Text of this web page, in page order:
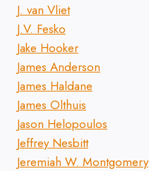
J. van Vliet
J.V. Fesko
Jake Hooker
James Anderson
James Haldane
James Olthuis
Jason Helopoulos
Jeffrey Nesbitt
Jeremiah W. Montgomery